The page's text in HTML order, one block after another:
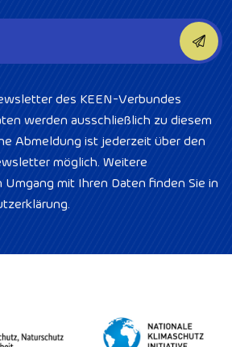
des KEEN-Verbundes
werden ausschließlich zu diesem
Abmeldung ist jederzeit über den
möglich. Weitere
mit Ihren Daten finden Sie in